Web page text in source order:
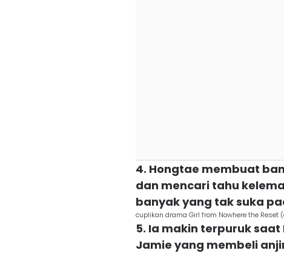
4. Hongtae membuat
dan mencari tahu
banyak yang tak suka
cuplikan drama Girl from Nowhere the Reset
5. Ia makin terpuruk
Jamie yang membeli